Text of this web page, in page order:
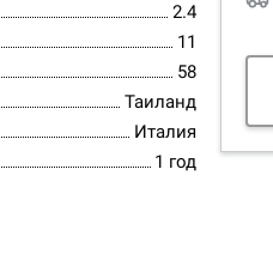
2.4
11
58
Таиланд
Италия
1 год